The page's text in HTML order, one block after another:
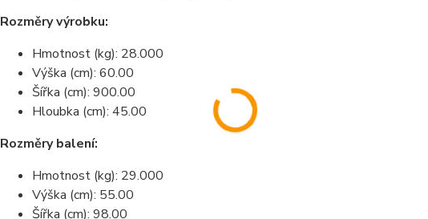
Rozměry výrobku:
Hmotnost (kg): 28.000
Výška (cm): 60.00
Šířka (cm): 900.00
Hloubka (cm): 45.00
Rozměry balení:
Hmotnost (kg): 29.000
Výška (cm): 55.00
Šířka (cm): 98.00